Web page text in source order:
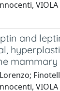
VIOLA
and
mammary
VIOLA